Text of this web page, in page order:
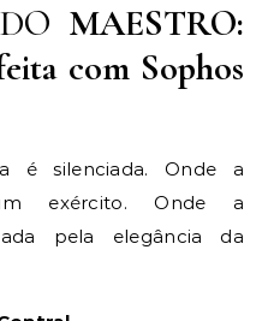
MAESTRO:
com Sophos
é silenciada. Onde a
exército. Onde a
pela elegância da